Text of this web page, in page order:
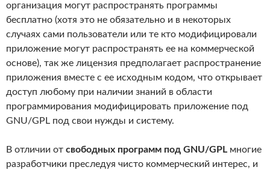
организация могут распространять программы
бесплатно (хотя это не обязательно и в некоторых
случаях сами пользователи или те кто модифицировали
приложение могут распространять ее на коммерческой
основе), так же лицензия предполагает распространение
приложения вместе с ее исходным кодом, что открывает
доступ любому при наличии знаний в области
программирования модифицировать приложение под
GNU/GPL под свои нужды и систему.
В отличии от свободных программ под GNU/GPL многие
разработчики преследуя чисто коммерческий интерес, и